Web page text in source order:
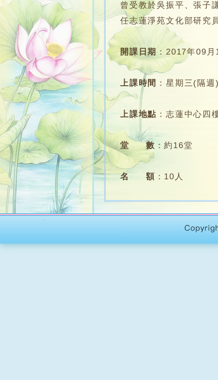
曾受教於吳振平、張子
任志蓮淨苑文化部研究
開課日期：2017年09月
上課時間 ：星期三‭(‬隔
上課地點 ：志蓮中心四
堂 數 ：約16堂
名 額 ： 10人